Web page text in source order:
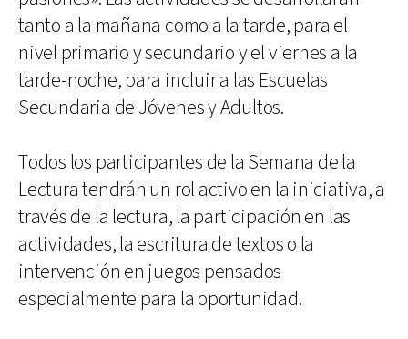
tanto a la mañana como a la tarde, para el
nivel primario y secundario y el viernes a la
tarde-noche, para incluir a las Escuelas
Secundaria de Jóvenes y Adultos.
Todos los participantes de la Semana de la
Lectura tendrán un rol activo en la iniciativa, a
través de la lectura, la participación en las
actividades, la escritura de textos o la
intervención en juegos pensados
especialmente para la oportunidad.